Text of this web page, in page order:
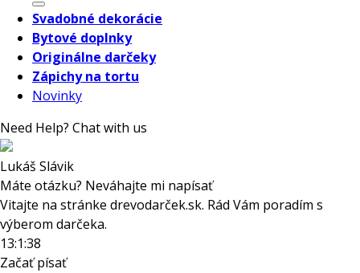
Svadobné dekorácie
Bytové doplnky
Originálne darčeky
Zápichy na tortu
Novinky
Need Help? Chat with us
Lukáš Slávik
Máte otázku? Neváhajte mi napísať
Vitajte na stránke drevodarček.sk. Rád Vám poradím s
výberom darčeka.
13:1:38
Začať písať